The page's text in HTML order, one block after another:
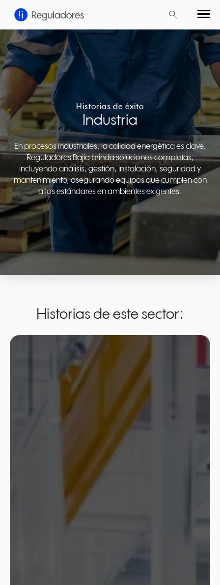
search
Cerrar
search
Presiona enter para buscar
Historias de éxito
Industria
En procesos industriales, la calidad energética es clave.
Reguladores Bajío brinda soluciones completas,
incluyendo análisis, gestión, instalación, seguridad y
mantenimiento, asegurando equipos que cumplen con
altos estándares en ambientes exigentes.
Historias de este sector: